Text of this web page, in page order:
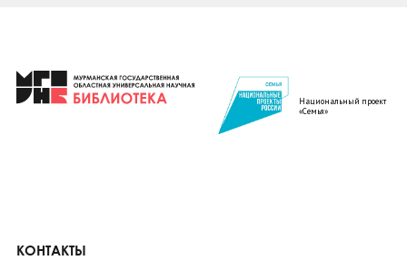
Национальный проект
«Семья»
КОНТАКТЫ